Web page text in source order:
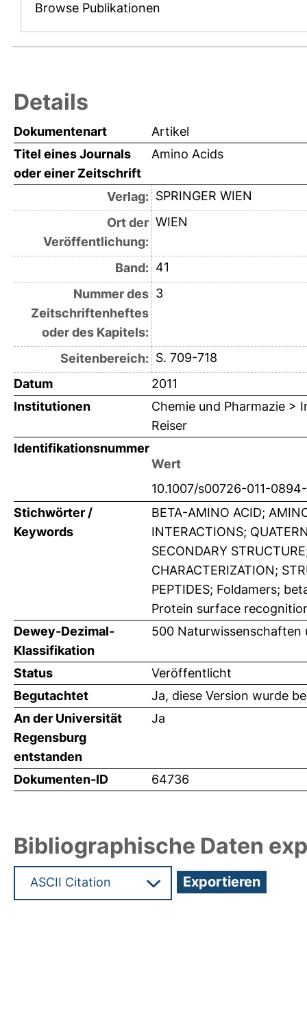
Browse Publikationen
Details
Dokumentenart
Artikel
Titel eines Journals
oder einer Zeitschrift
Amino Acids
Verlag: SPRINGER WIEN
Ort der
Veröffentlichung:
WIEN
Band: 41
Nummer des
Zeitschriftenheftes
oder des Kapitels:
3
Seitenbereich: S. 709-718
Datum
2011
Institutionen
Chemie und Pharmazie >
Reiser
Identifikationsnummer
Wert
10.1007/s00726-011-
Stichwörter /
Keywords
BETA-AMINO ACID;
INTERACTIONS;
SECONDARY
CHARACTERIZATION;
PEPTIDES; Foldamers;
Protein surface
Dewey-Dezimal-
Klassifikation
500 Naturwissenschaften
Status
Veröffentlicht
Begutachtet
Ja, diese Version wurde
An der Universität
Regensburg
entstanden
Ja
Dokumenten-ID 64736
Bibliographische Daten